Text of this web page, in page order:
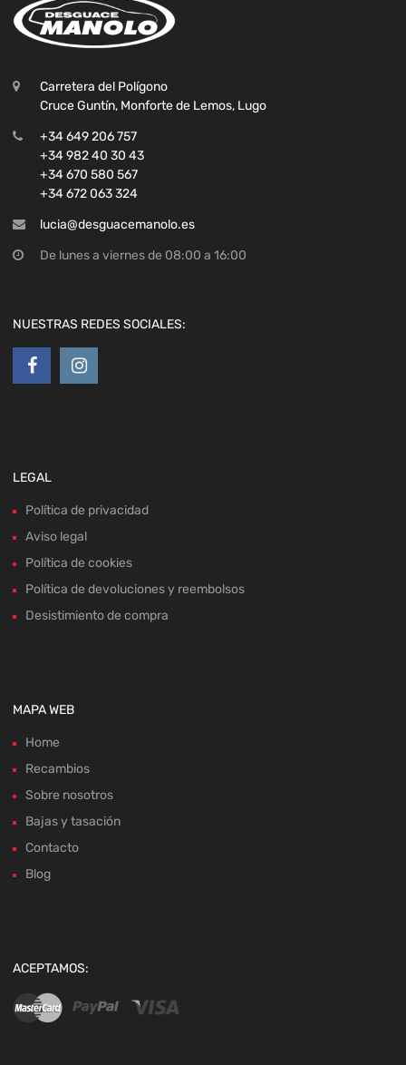
Carretera del Polígono
Cruce Guntín, Monforte de Lemos, Lugo
+34 649 206 757
+34 982 40 30 43
+34 670 580 567
+34 672 063 324
lucia@desguacemanolo.es
De lunes a viernes de 08:00 a 16:00
NUESTRAS REDES SOCIALES:
LEGAL
Política de privacidad
Aviso legal
Política de cookies
Política de devoluciones y reembolsos
Desistimiento de compra
MAPA WEB
Home
Recambios
Sobre nosotros
Bajas y tasación
Contacto
Blog
ACEPTAMOS: